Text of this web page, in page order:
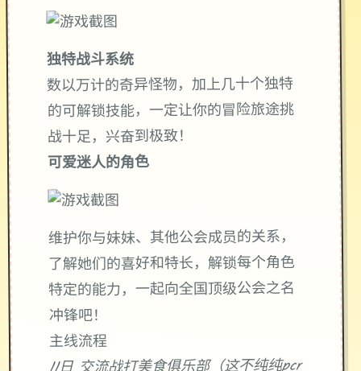
独特战斗系统
数以万计的奇异怪物，加上几十个独特
的可解锁技能，一定让你的冒险旅途挑
战十足，兴奋到极致！
可爱迷人的角色
维护你与妹妹、其他公会成员的关系，
了解她们的喜好和特长，解锁每个角色
特定的能力，一起向全国顶级公会之名
冲锋吧！
主线流程